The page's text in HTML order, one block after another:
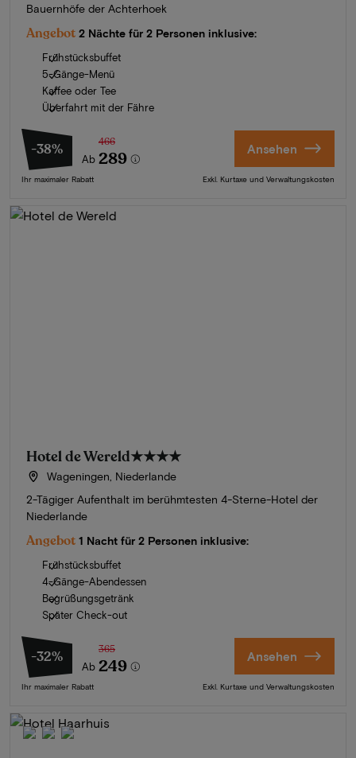
Bauernhöfe der Achterhoek
Angebot 2 Nächte für 2 Personen inklusive:
Frühstücksbuffet
5-Gänge-Menü
Kaffee oder Tee
Überfahrt mit der Fähre
-38%
Ab
466
289
Ihr maximaler Rabatt
Ansehen
Exkl. Kurtaxe und Verwaltungskosten
Hotel de Wereld★★★★
Wageningen, Niederlande
2-Tägiger Aufenthalt im berühmtesten 4-Sterne-Hotel der
Niederlande
Angebot 1 Nacht für 2 Personen inklusive:
Frühstücksbuffet
4-Gänge-Abendessen
Begrüßungsgetränk
Später Check-out
-32%
Ab
365
249
Ihr maximaler Rabatt
Ansehen
Exkl. Kurtaxe und Verwaltungskosten